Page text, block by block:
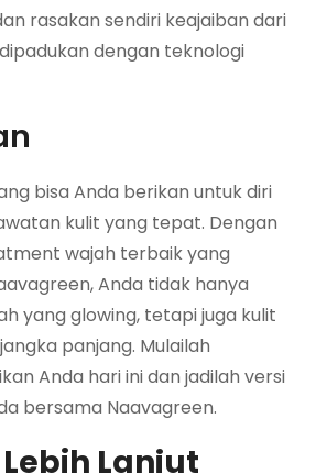
rasakan sendiri keajaiban dari
dengan teknologi
bisa Anda berikan untuk diri
kulit yang tepat. Dengan
wajah terbaik yang
Anda tidak hanya
yang glowing, tetapi juga kulit
panjang. Mulailah
Anda hari ini dan jadilah versi
bersama Naavagreen.
Lanjut